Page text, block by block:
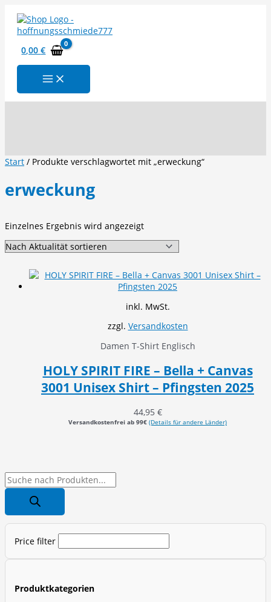
Inhalt
springen
0,00€
P
o
d
c
Price filter
Produktkategorien
Start / Produkte verschlagwortet mit „erweckung“
erweckung
Einzelnes Ergebnis wird angezeigt
inkl. MwSt.
zzgl. Versandkosten
Damen T-Shirt Englisch
HOLY SPIRIT FIRE – Bella + Canvas
3001 Unisex Shirt – Pfingsten 2025
44,95 €
Versandkostenfrei ab 99€ (Details für andere Länder)